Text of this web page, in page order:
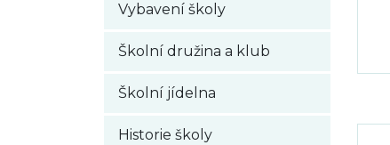
Vybavení školy
Školní družina a klub
Školní jídelna
Historie školy